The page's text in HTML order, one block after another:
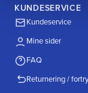
KUNDESERVICE
Kundeservice
Mine sider
FAQ
Returnering /